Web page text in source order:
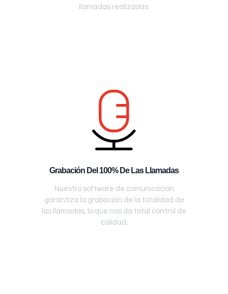
llamadas realizadas.
Grabación Del 100% De Las Llamadas
Nuestro software de comunicación
garantiza la grabación de la totalidad de
las llamadas, lo que nos da total control de
calidad.